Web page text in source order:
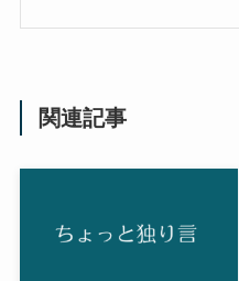
関連記事